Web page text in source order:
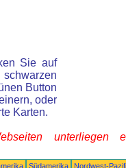
Sie auf
Button
oder
Karten.
unterliegen
Südamerika
Nordwest-